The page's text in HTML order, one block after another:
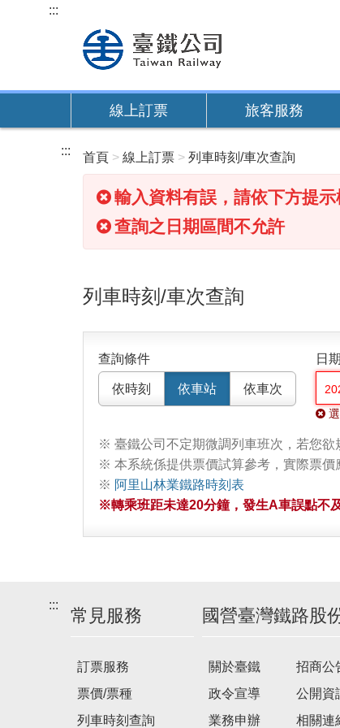
內
:::
線上訂票 旅客服務
::: 首頁 線上訂票 列車時刻/車次查詢
輸入資料有誤，請依下方提示
查詢之日期區間不允許
列車時刻/車次查詢
查詢條件
依時刻 依車站 依車次
日期
※ 臺鐵公司不定期微調列車班次，若您
※ 本系統係提供票價試算參考，實際票
※ 阿里山林業鐵路時刻表
※轉乘班距未達20分鐘，發生A車誤點不
:::
常見服務
訂票服務
票價/票種
列車時刻查詢
國營臺灣鐵路股
關於臺鐵
政令宣導
業務申辦
招商公
公開資
相關連